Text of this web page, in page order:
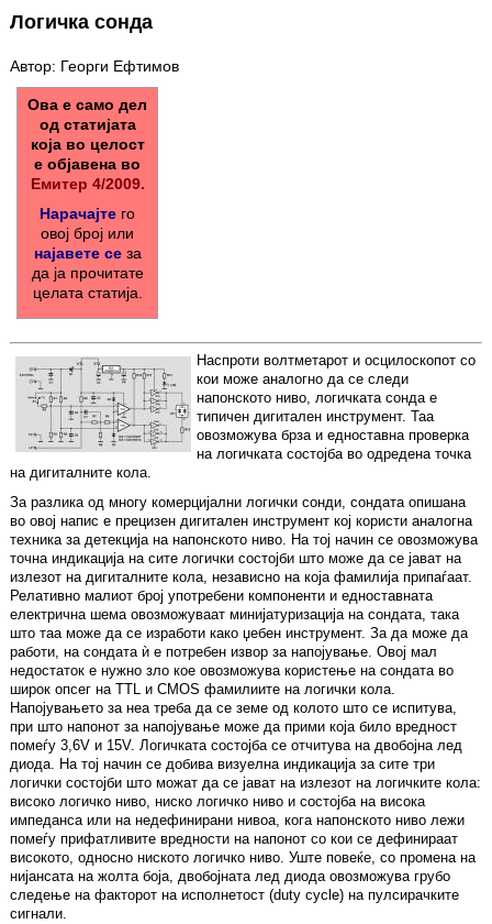
Логичка сонда
Автор: Георги Ефтимов
Ова е само дел
од статијата
која во целост
е објавена во
Емитер 4/2009.
Нарачајте го
овој број или
најавете сеза
да ја прочитате
целата статија.
Наспроти волтметарот и осцилоскопот со
кои може аналогно да се следи
напонското ниво, логичката сонда е
типичен дигитален инструмент. Таа
овозможува брза и едноставна проверка
на логичката состојба во одредена точка
на дигиталните кола.
За разлика од многу комерцијални логички сонди, сондата опишана
во овој напис е прецизен дигитален инструмент кој користи аналогна
техника за детекција на напонското ниво. На тој начин се овозможува
точна индикација на сите логички состојби што може да се јават на
излезот на дигиталните кола, независно на која фамилија припаѓаат.
Релативно малиот број употребени компоненти и едноставната
електрична шема овозможуваат минијатуризација на сондата, така
што таа може да се изработи како џебен инструмент. За да може да
работи, на сондата ѝ е потребен извор за напојување. Овој мал
недостаток е нужно зло кое овозможува користење на сондата во
широк опсег на TTL и CMOS фамилиите на логички кола.
Напојувањето за неа треба да се земе од колото што се испитува,
при што напонот за напојување може да прими која било вредност
помеѓу 3,6V и 15V. Логичката состојба се отчитува на двобојна лед
диода. На тој начин се добива визуелна индикација за сите три
логички состојби што можат да се јават на излезот на логичките кола:
високо логичко ниво, ниско логичко ниво и состојба на висока
импеданса или на недефинирани нивоа, кога напонското ниво лежи
помеѓу прифатливите вредности на напонот со кои се дефинираат
високото, односно ниското логичко ниво. Уште повеќе, со промена на
нијансата на жолта боја, двобојната лед диода овозможува грубо
следење на факторот на исполнетост (duty cycle) на пулсирачките
сигнали.